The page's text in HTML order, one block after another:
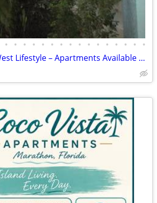
• • • • • • • • • • • • • • • •
🌴 Live the Key West Lifestyle – Apartments Available Now!